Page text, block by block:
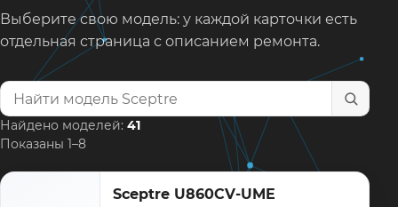
Выберите свою модель: у каждой карточки есть
отдельная страница с описанием ремонта.
Найти модель телевизора
Найдено моделей: 41
Показаны 1–8
Sceptre U860CV-UME